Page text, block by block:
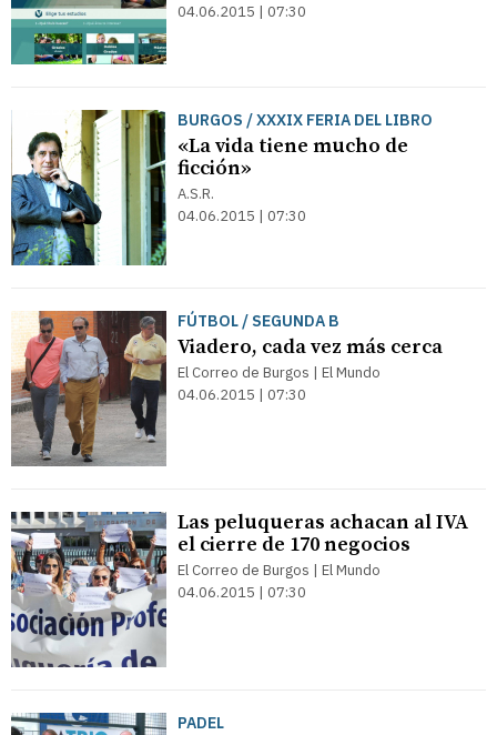
04.06.2015 | 07:30
BURGOS / XXXIX FERIA DEL LIBRO
«La vida tiene mucho de
ficción»
A.S.R.
04.06.2015 | 07:30
FÚTBOL / SEGUNDA B
Viadero, cada vez más cerca
El Correo de Burgos | El Mundo
04.06.2015 | 07:30
Las peluqueras achacan al IVA
el cierre de 170 negocios
El Correo de Burgos | El Mundo
04.06.2015 | 07:30
PADEL